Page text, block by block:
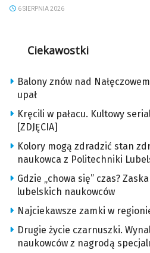
6 SIERPNIA 2026
Ciekawostki
Balony znów nad
upał
Kręcili w pałacu. Kultowy
[ZDJĘCIA]
Kolory mogą zdradzić stan
naukowca z Politechniki
Gdzie „chowa się” czas?
lubelskich naukowców
Najciekawsze zamki w
Drugie życie czarnuszki.
naukowców z nagrodą